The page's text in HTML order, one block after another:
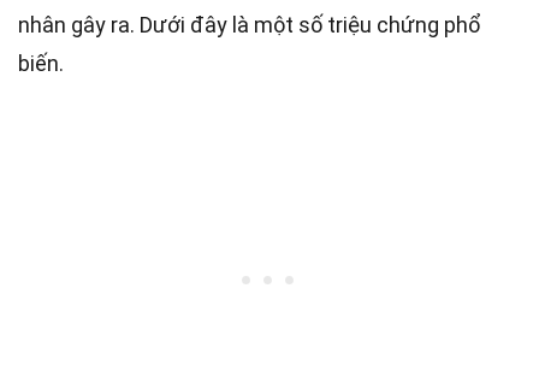
nhân gây ra. Dưới đây là một số triệu chứng phổ
biến.